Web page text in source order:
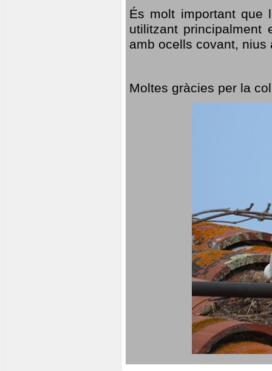
És molt important que
utilitzant
amb ocells covant,
Moltes gràcies per la